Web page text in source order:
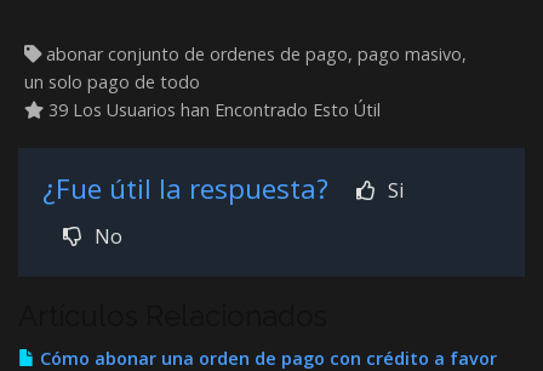
abonar conjunto de ordenes de pago, pago masivo,
un solo pago de todo
39 Los Usuarios han Encontrado Esto Útil
¿Fue útil la respuesta?
Si
No
Cómo abonar una orden de pago con crédito a favor